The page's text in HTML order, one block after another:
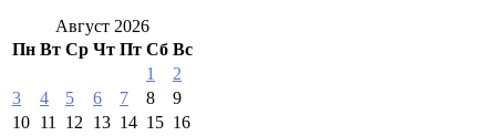
Август 2026
Пн Вт Ср Чт Пт Сб Вс
1
2
3
4 5 6 7 8
9
10 11 12 13 14 15 16